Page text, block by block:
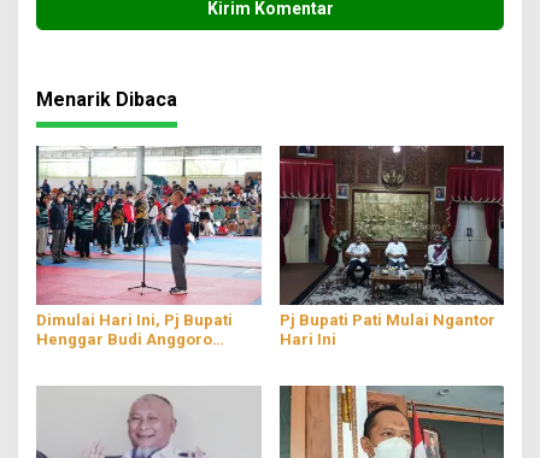
Menarik Dibaca
Dimulai Hari Ini, Pj Bupati
Henggar Budi Anggoro
Pj Bupati Pati Mulai Ngantor
Hari Ini